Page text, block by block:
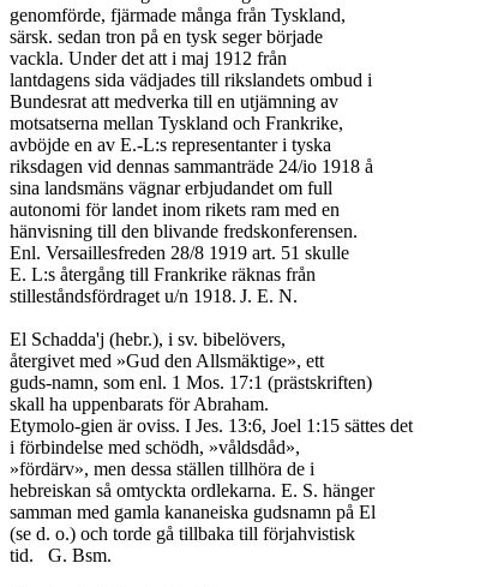
genomförde, fjärmade många från Tyskland,
särsk. sedan tron på en tysk seger började
vackla. Under det att i maj 1912 från
lantdagens sida vädjades till rikslandets ombud i
Bundesrat att medverka till en utjämning av
motsatserna mellan Tyskland och Frankrike,
avböjde en av E.-L:s representanter i tyska
riksdagen vid dennas sammanträde 24/io 1918 å
sina landsmäns vägnar erbjudandet om full
autonomi för landet inom rikets ram med en
hänvisning till den blivande fredskonferensen.
Enl. Versaillesfreden 28/8 1919 art. 51 skulle
E. L:s återgång till Frankrike räknas från
stilleståndsfördraget u/n 1918.	J. E. N.
El Schadda'j (hebr.), i sv. bibelövers,
återgivet med »Gud den Allsmäktige», ett
guds-namn, som enl. 1 Mos. 17:1 (prästskriften)
skall ha uppenbarats för Abraham.
Etymolo-gien är oviss. I Jes. 13:6, Joel 1:15 sättes det
i förbindelse med schödh, »våldsdåd»,
»fördärv», men dessa ställen tillhöra de i
hebreiskan så omtyckta ordlekarna. E. S. hänger
samman med gamla kananeiska gudsnamn på El
(se d. o.) och torde gå tillbaka till förjahvistisk
tid.	G. Bsm.